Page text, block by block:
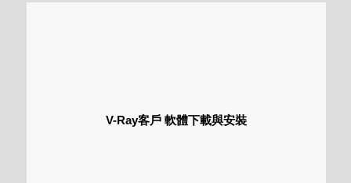
V-Ray客戶 軟體下載與安裝